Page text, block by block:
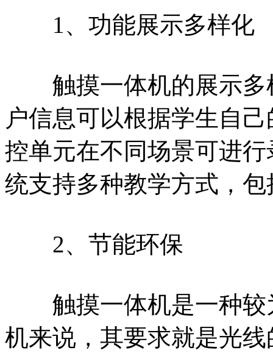
1、功能展示多样化
触摸一体机的展示多
户信息可以根据学生自
控单元在不同场景可进
统支持多种教学方式，
2、节能环保
触摸一体机是一种较
机来说，其要求就是光